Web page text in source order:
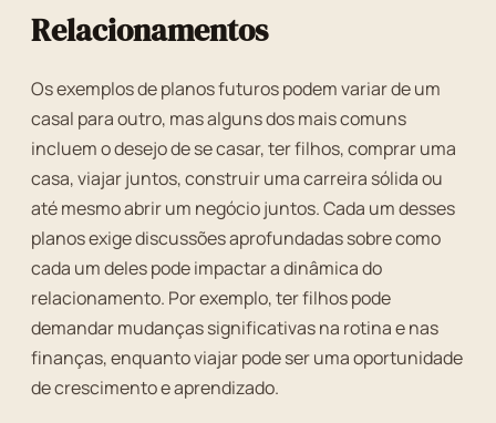
Relacionamentos
Os exemplos de planos futuros podem variar de um
casal para outro, mas alguns dos mais comuns
incluem o desejo de se casar, ter filhos, comprar uma
casa, viajar juntos, construir uma carreira sólida ou
até mesmo abrir um negócio juntos. Cada um desses
planos exige discussões aprofundadas sobre como
cada um deles pode impactar a dinâmica do
relacionamento. Por exemplo, ter filhos pode
demandar mudanças significativas na rotina e nas
finanças, enquanto viajar pode ser uma oportunidade
de crescimento e aprendizado.